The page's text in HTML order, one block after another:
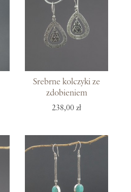
Srebrne kolczyki ze
zdobieniem
238,00 zł